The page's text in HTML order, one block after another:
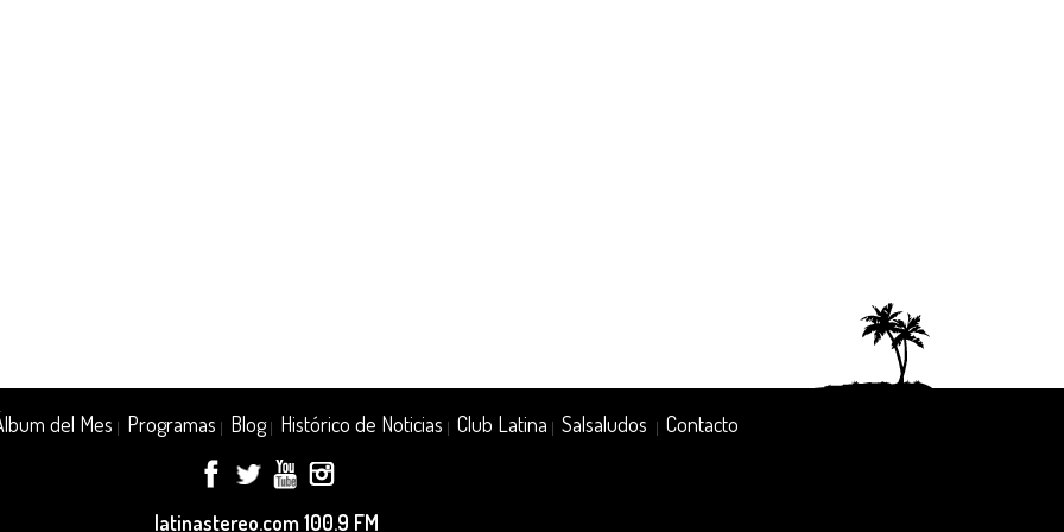
del Mes Programas Blog| Histórico de Noticias Club Latina Salsaludos Contacto
latinastereo.com 100.9 FM